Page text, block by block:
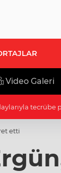
Video Galeri
MEB'e ziyaret
etti